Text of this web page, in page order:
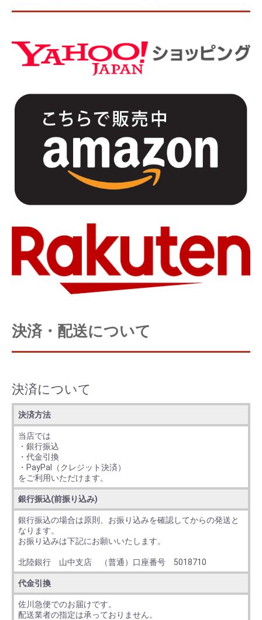
決済・配送について
決済について
決済方法
当店では
・銀行振込
・代金引換
・PayPal（クレジット決済）
をご利用いただけます。
銀行振込(前振り込み)
銀行振込の場合は原則、お振り込みを確認してからの発送と
なります。
お振り込みは下記にお願いいたします。
北陸銀行 山中支店 （普通）口座番号 5018710
代金引換
佐川急便でのお届けです。
配送業者の指定は承っておりません。